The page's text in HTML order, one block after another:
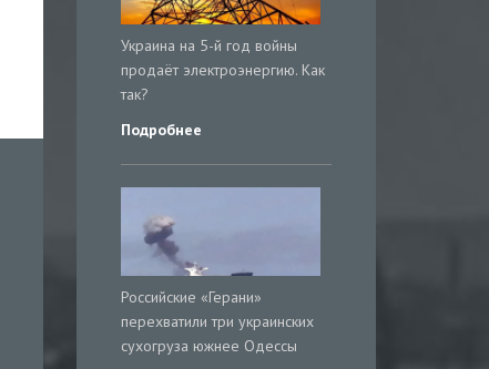
Украина на 5-й год войны
продаёт электроэнергию. Как
так?
Подробнее
Российские «Герани»
перехватили три украинских
сухогруза южнее Одессы